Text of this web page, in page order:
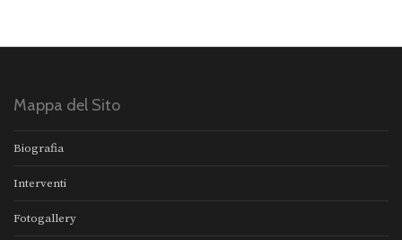
Mappa del Sito
Biografia
Interventi
Fotogallery